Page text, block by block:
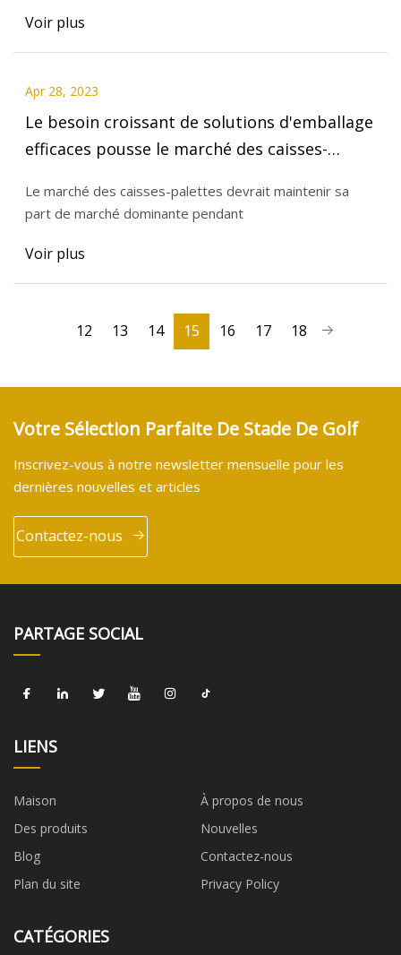
Voir plus
Apr 28, 2023
Le besoin croissant de solutions d'emballage
efficaces pousse le marché des caisses-
d'ici 2028
Le marché des caisses-palettes devrait maintenir sa
part de marché dominante pendant
Voir plus
12 13 14 15 16 17 18
Votre Sélection Parfaite De Stade De Golf
Inscrivez-vous à notre newsletter mensuelle pour les
dernières nouvelles et articles
Contactez-nous
PARTAGE SOCIAL
LIENS
Maison
À propos de nous
Des produits
Nouvelles
Blog
Contactez-nous
Plan du site
Privacy Policy
CATÉGORIES